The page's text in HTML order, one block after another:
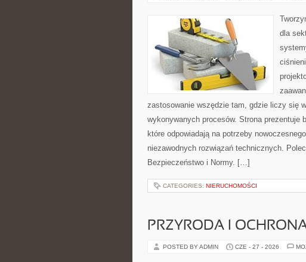
dla
zastosowanie wszędzie tam, gdzie liczy się
wykonywanych procesów. Strona prezentuje
które odpowiadają na potrzeby
niezawodnych rozwiązań technicznych.
Bezpieczeństwo i Normy. […]
CATEGORIES: NIERUCHOMOŚCI
PRZYRODA I
POSTED BY ADMIN CZE - 27 - 2026